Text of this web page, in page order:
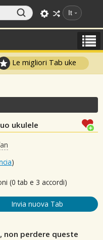
It
Le migliori Tab uke
ukulele
)
(0 tab e 3 accordi)
Invia nuova Tab
, non perdere queste